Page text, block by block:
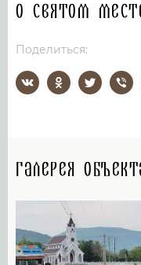
О святом
Поделиться:
Галерея